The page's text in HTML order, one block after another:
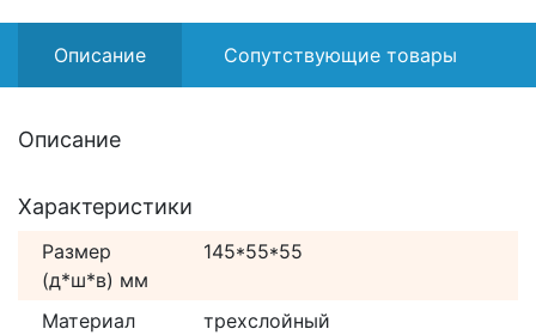
Описание Сопутствующие товары
Описание
Характеристики
Размер
(д*ш*в) мм
145*55*55
Материал
трехслойный